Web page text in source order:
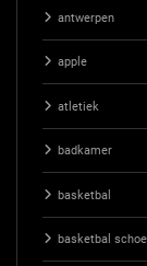
antwerpen
apple
atletiek
badkamer
basketbal
basketbal